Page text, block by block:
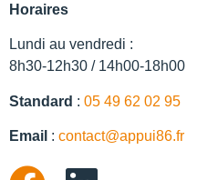
Horaires
Lundi au vendredi :
8h30-12h30 / 14h00-18h00
Standard : 05 49 62 02 95
Email : contact@appui86.fr